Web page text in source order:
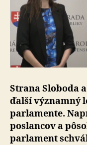
Strana Sloboda
ďalší významný
parlamente.
poslancov a
parlament